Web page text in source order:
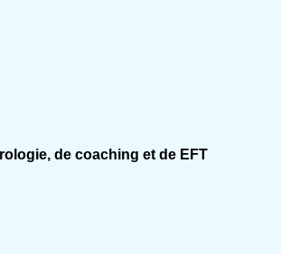
de coaching et de EFT